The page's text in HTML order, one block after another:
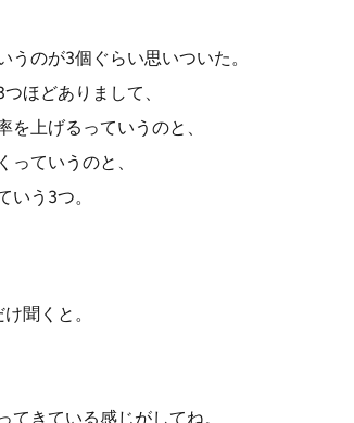
のが3個ぐらい思いついた。
ほどありまして、
を上げるっていうのと、
っていうのと、
いう3つ。
聞くと。
きている感じがしてね。